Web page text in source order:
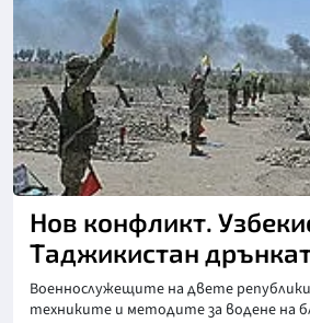
Нов конфликт.
Таджикистан
Военнослужещите на двете
техниките и методите за водене на